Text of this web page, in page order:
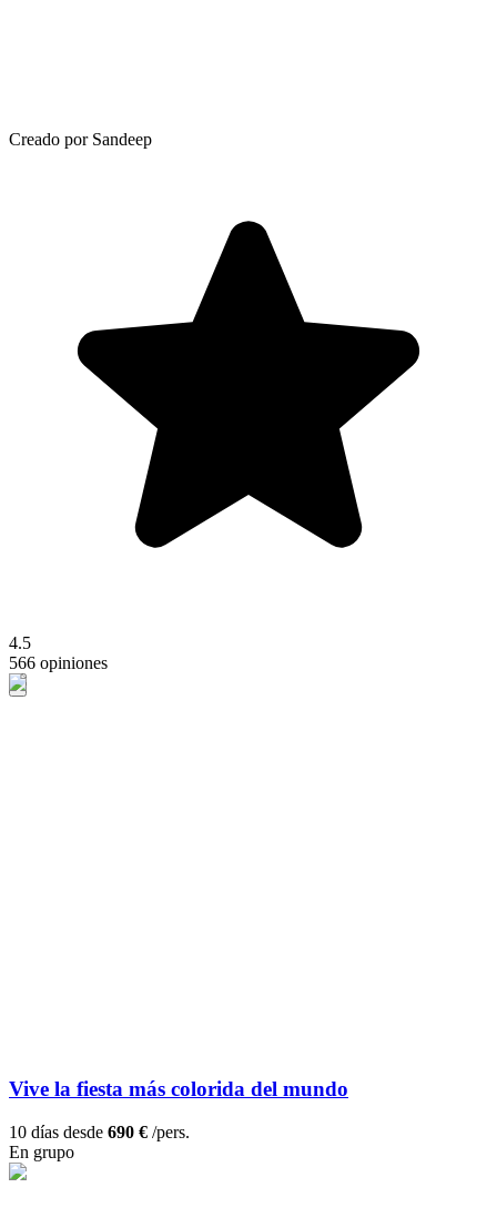
Creado por Sandeep
4.5
566 opiniones
Vive la fiesta más colorida del mundo
10 días desde 690 € /pers.
En grupo